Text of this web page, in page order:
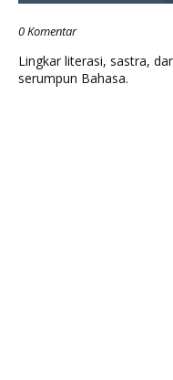
0 Komentar
Lingkar literasi, sastra,
serumpun Bahasa.